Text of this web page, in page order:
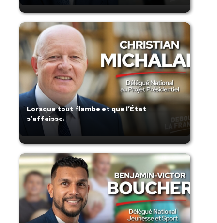
Lorsque tout flambe et que l’État
s’affaisse.